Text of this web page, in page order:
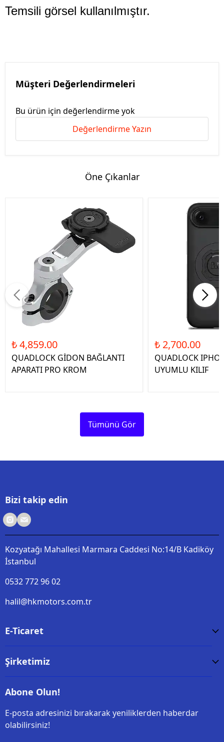
Temsili görsel kullanılmıştır.
Müşteri Değerlendirmeleri
Bu ürün için değerlendirme yok
Değerlendirme Yazın
Öne Çıkanlar
₺ 4,859.00
QUADLOCK GİDON BAĞLANTI
APARATI PRO KROM
₺ 2,700.00
QUADLOCK
UYUMLU KILIF
Tümünü Gör
Bizi takip edin
Kozyatağı Mahallesi Marmara Caddesi No:14/B Kadiköy
İstanbul
0532 772 96 02
halil@hkmotors.com.tr
E-Ticaret
Şirketimiz
Abone Olun!
E-posta adresinizi bırakarak yeniliklerden haberdar
olabilirsiniz!